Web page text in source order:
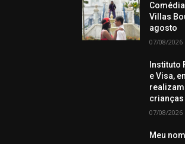
Villas
agosto
07/08/2026
Instituto
e Visa,
crianças
07/08/2026
Meu